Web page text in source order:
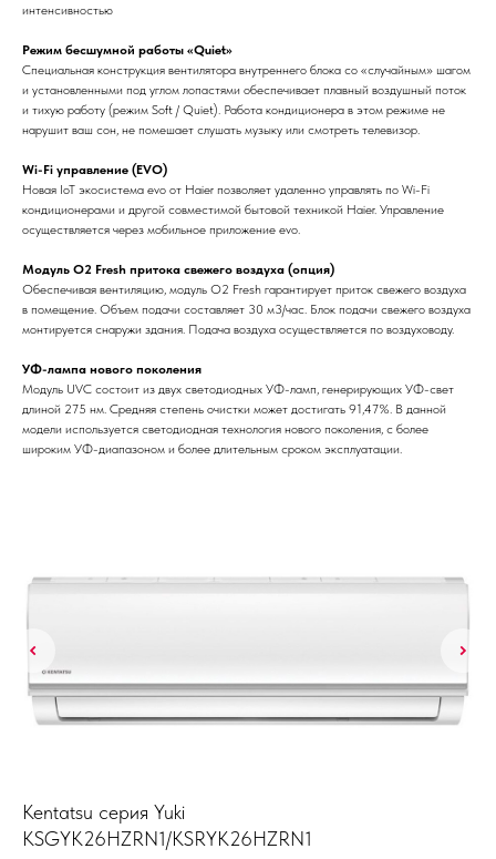
интенсивностью
Режим бесшумной работы «Quiet»
Специальная конструкция вентилятора внутреннего блока со «случайным» шагом
и установленными под углом лопастями обеспечивает плавный воздушный поток
и тихую работу (режим Soft / Quiet). Работа кондиционера в этом режиме не
нарушит ваш сон, не помешает слушать музыку или смотреть телевизор.
Wi-Fi управление (EVO)
Новая IoT экосистема evo от Haier позволяет удаленно управлять по Wi-Fi
кондиционерами и другой совместимой бытовой техникой Haier. Управление
осуществляется через мобильное приложение evo.
Модуль O2 Fresh притока свежего воздуха (опция)
Обеспечивая вентиляцию, модуль O2 Fresh гарантирует приток свежего воздуха
в помещение. Объем подачи составляет 30 м3/час. Блок подачи свежего воздуха
монтируется снаружи здания. Подача воздуха осуществляется по воздуховоду.
УФ-лампа нового поколения
Модуль UVC состоит из двух светодиодных УФ-ламп, генерирующих УФ-свет
длиной 275 нм. Средняя степень очистки может достигать 91,47%. В данной
модели используется светодиодная технология нового поколения, с более
широким УФ-диапазоном и более длительным сроком эксплуатации.
Kentatsu серия Yuki
KSGYK26HZRN1/KSRYK26HZRN1